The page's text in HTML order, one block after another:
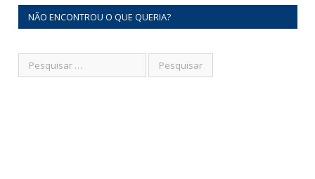
NÃO ENCONTROU O QUE QUERIA?